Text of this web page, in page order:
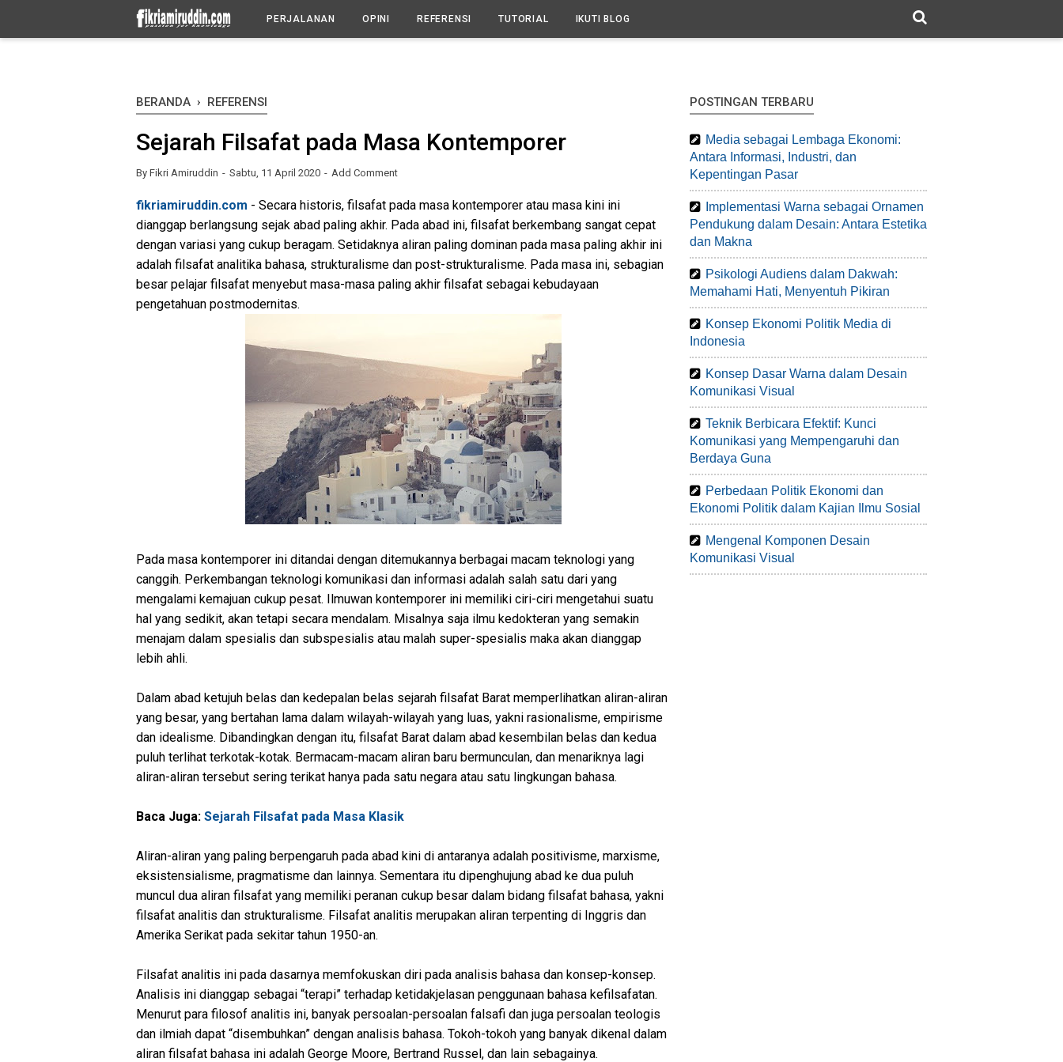
PERJALANAN OPINI REFERENSI TUTORIAL IKUTI BLOG
BERANDA › REFERENSI
Sejarah Filsafat pada Masa Kontemporer
By Fikri Amiruddin Sabtu, 11 April 2020 Add Comment
fikriamiruddin.com - Secara historis, filsafat pada masa kontemporer atau masa kini ini
dianggap berlangsung sejak abad paling akhir. Pada abad ini, filsafat berkembang sangat cepat
dengan variasi yang cukup beragam. Setidaknya aliran paling dominan pada masa paling akhir ini
adalah filsafat analitika bahasa, strukturalisme dan post-strukturalisme. Pada masa ini, sebagian
besar pelajar filsafat menyebut masa-masa paling akhir filsafat sebagai kebudayaan
pengetahuan postmodernitas.
Pada masa kontemporer ini ditandai dengan ditemukannya berbagai macam teknologi yang
canggih. Perkembangan teknologi komunikasi dan informasi adalah salah satu dari yang
mengalami kemajuan cukup pesat. Ilmuwan kontemporer ini memiliki ciri-ciri mengetahui suatu
hal yang sedikit, akan tetapi secara mendalam. Misalnya saja ilmu kedokteran yang semakin
menajam dalam spesialis dan subspesialis atau malah super-spesialis maka akan dianggap
lebih ahli.
Dalam abad ketujuh belas dan kedepalan belas sejarah filsafat Barat memperlihatkan aliran-aliran
yang besar, yang bertahan lama dalam wilayah-wilayah yang luas, yakni rasionalisme, empirisme
dan idealisme. Dibandingkan dengan itu, filsafat Barat dalam abad kesembilan belas dan kedua
puluh terlihat terkotak-kotak. Bermacam-macam aliran baru bermunculan, dan menariknya lagi
aliran-aliran tersebut sering terikat hanya pada satu negara atau satu lingkungan bahasa.
Baca Juga: Sejarah Filsafat pada Masa Klasik
Aliran-aliran yang paling berpengaruh pada abad kini di antaranya adalah positivisme, marxisme,
eksistensialisme, pragmatisme dan lainnya. Sementara itu dipenghujung abad ke dua puluh
muncul dua aliran filsafat yang memiliki peranan cukup besar dalam bidang filsafat bahasa, yakni
filsafat analitis dan strukturalisme. Filsafat analitis merupakan aliran terpenting di Inggris dan
Amerika Serikat pada sekitar tahun 1950-an.
Filsafat analitis ini pada dasarnya memfokuskan diri pada analisis bahasa dan konsep-konsep.
Analisis ini dianggap sebagai “terapi” terhadap ketidakjelasan penggunaan bahasa kefilsafatan.
Menurut para filosof analitis ini, banyak persoalan-persoalan falsafi dan juga persoalan teologis
dan ilmiah dapat “disembuhkan” dengan analisis bahasa. Tokoh-tokoh yang banyak dikenal dalam
aliran filsafat bahasa ini adalah George Moore, Bertrand Russel, dan lain sebagainya.
POSTINGAN TERBARU
Media sebagai Lembaga Ekonomi:
Antara Informasi, Industri, dan
Kepentingan Pasar
Implementasi Warna sebagai Ornamen
Pendukung dalam Desain: Antara Estetika
dan Makna
Psikologi Audiens dalam Dakwah:
Memahami Hati, Menyentuh Pikiran
Konsep Ekonomi Politik Media di
Indonesia
Konsep Dasar Warna dalam Desain
Komunikasi Visual
Teknik Berbicara Efektif: Kunci
Komunikasi yang Mempengaruhi dan
Berdaya Guna
Perbedaan Politik Ekonomi dan
Ekonomi Politik dalam Kajian Ilmu Sosial
Mengenal Komponen Desain
Komunikasi Visual